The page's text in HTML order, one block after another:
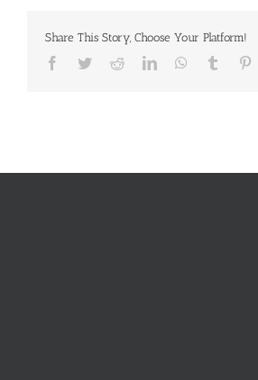
Share This Story, Choose Your Platform!
Facebook
TwitterRedditLinkedInWhatsApp
Tumblr